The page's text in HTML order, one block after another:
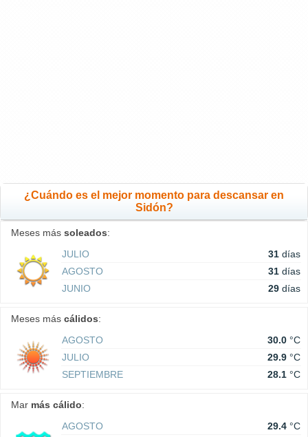
¿Cuándo es el mejor momento para descansar en
Sidón?
Meses más soleados:
JULIO
31 días
AGOSTO
31 días
JUNIO
29 días
Meses más cálidos:
AGOSTO
30.0 °C
JULIO
29.9 °C
SEPTIEMBRE
28.1 °C
Mar más cálido:
AGOSTO
29.4 °C